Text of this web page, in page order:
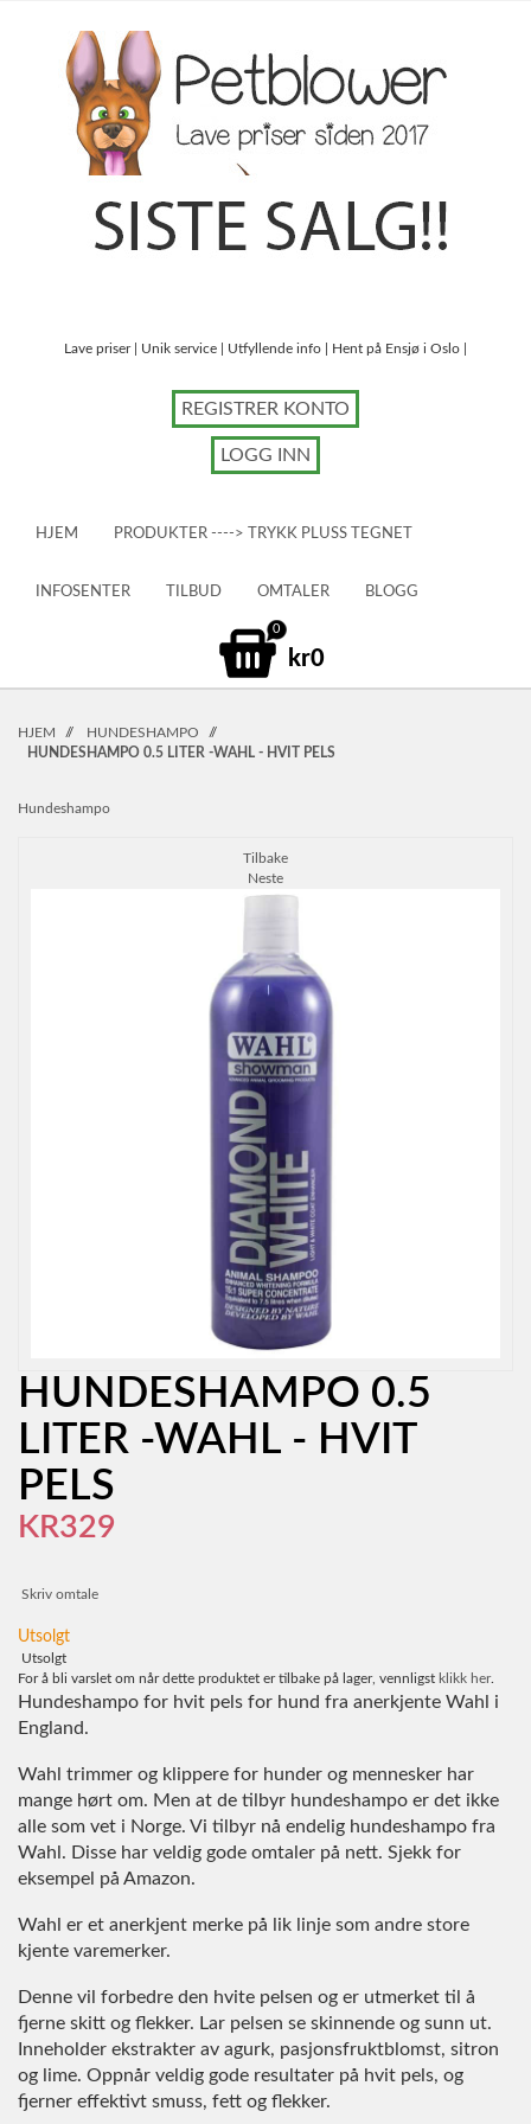
Lave priser | Unik service | Utfyllende info | Hent på Ensjø i Oslo |
REGISTRER KONTO
LOGG INN
HJEM PRODUKTER ----> TRYKK PLUSS TEGNET
INFOSENTER TILBUD OMTALER BLOGG
0
kr0
HJEM // HUNDESHAMPO
//
HUNDESHAMPO 0.5 LITER -WAHL - HVIT PELS
Hundeshampo
Tilbake
Neste
HUNDESHAMPO 0.5
LITER -WAHL - HVIT
PELS
KR329
Skriv omtale
Utsolgt
Utsolgt
For å bli varslet om når dette produktet er tilbake på lager, vennligst klikk her.
Hundeshampo for hvit pels for hund fra anerkjente Wahl i
England.
Wahl trimmer og klippere for hunder og mennesker har
mange hørt om. Men at de tilbyr hundeshampo er det ikke
alle som vet i Norge. Vi tilbyr nå endelig hundeshampo fra
Wahl. Disse har veldig gode omtaler på nett. Sjekk for
eksempel på Amazon.
Wahl er et anerkjent merke på lik linje som andre store
kjente varemerker.
Denne vil forbedre den hvite pelsen og er utmerket til å
fjerne skitt og flekker. Lar pelsen se skinnende og sunn ut.
Inneholder ekstrakter av agurk, pasjonsfruktblomst, sitron
og lime. Oppnår veldig gode resultater på hvit pels, og
fjerner effektivt smuss, fett og flekker.